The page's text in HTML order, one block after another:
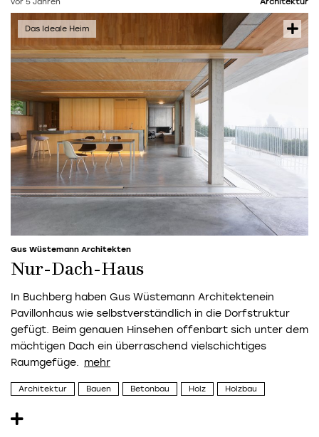
Gus Wüstemann Architekten
Nur-Dach-Haus
In Buchberg haben Gus Wüstemann Architektenein
Pavillonhaus wie selbstverständlich in die Dorfstruktur
gefügt. Beim genauen Hinsehen offenbart sich unter dem
mächtigen Dach ein überraschend vielschichtiges
Raumgefüge.
Architektur Bauen Betonbau Holz Holzbau